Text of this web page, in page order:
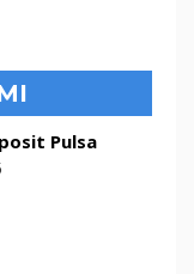
Pulsa